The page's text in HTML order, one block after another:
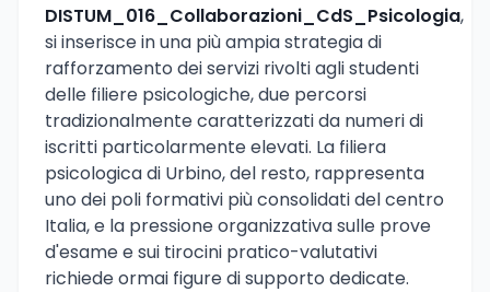
DISTUM_016_Collaborazioni_CdS_Psicologia,
si inserisce in una più ampia strategia di
rafforzamento dei servizi rivolti agli studenti
delle filiere psicologiche, due percorsi
tradizionalmente caratterizzati da numeri di
iscritti particolarmente elevati. La filiera
psicologica di Urbino, del resto, rappresenta
uno dei poli formativi più consolidati del centro
Italia, e la pressione organizzativa sulle prove
d'esame e sui tirocini pratico-valutativi
richiede ormai figure di supporto dedicate.